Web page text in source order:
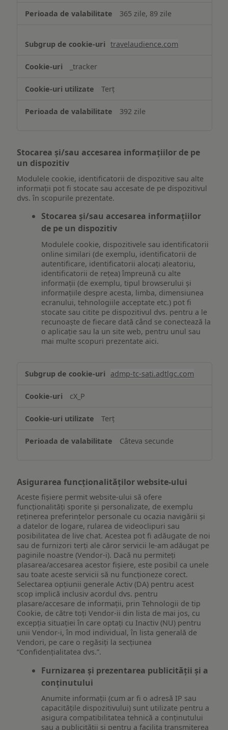
365 zile, 89 zile
travelaudience.com
_tracker
Terț
392 zile
Stocarea și/sau accesarea informațiilor de pe
un dispozitiv
Modulele cookie, identificatorii de dispozitive sau alte
informații pot fi stocate sau accesate de pe dispozitivul
dvs. în scopurile prezentate.
Stocarea și/sau accesarea informațiilor
de pe un dispozitiv
Modulele cookie, dispozitivele sau identificatorii
online similari (de exemplu, identificatorii de
autentificare, identificatorii alocați aleatoriu,
identificatorii de rețea) împreună cu alte
informații (de exemplu, tipul browserului și
informațiile despre acesta, limba, dimensiunea
ecranului, tehnologiile acceptate etc.) pot fi
stocate sau citite pe dispozitivul dvs. pentru a le
recunoaște de fiecare dată când se conectează la
o aplicație sau la un site web, pentru unul sau
mai multe scopuri prezentate aici.
și/sau
informațiilor
pe
dispozitiv
admp-tc-sati.adtlgc.com
cX_P
Terț
Câteva secunde
Asigurarea funcționalităților website-ului
Aceste fișiere permit website-ului să ofere
funcționalități sporite și personalizate, de exemplu
reţinerea preferinţelor personale cu ocazia navigării și
a datelor de logare, rularea de videoclipuri sau
posibilitatea de live chat. Acestea pot fi adăugate de noi
sau de furnizori terți ale căror servicii le-am adăugat pe
paginile noastre (Vendor-i). Dacă nu permiteți
plasarea/accesarea acestor fișiere, este posibil ca unele
sau toate aceste servicii să nu funcționeze corect.
Selectarea opțiunii generale Activ (DA) pentru acest
scop implică inclusiv acordul dvs. pentru
plasare/accesare de informații, prin Tehnologii de tip
Cookie, de către toți Vendor-ii din lista de mai jos, cu
excepția situației în care optați cu Inactiv (NU) pentru
unii Vendor-i, în mod individual, în lista generală de
Vendori, pe care o regăsiți la secțiunea
“Confidențialitatea dvs.”.
Furnizarea și prezentarea publicității și a
conținutului
Anumite informații (cum ar fi o adresă IP sau
capacitățile dispozitivului) sunt utilizate pentru a
asigura compatibilitatea tehnică a conținutului
sau a publicității și pentru a facilita transmiterea